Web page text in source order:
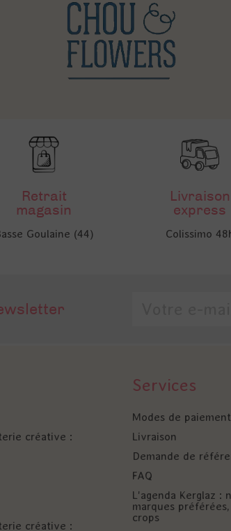
Retrait
magasin
Goulaine (44)
Livraison
express
Colissimo
créative :
créative :
Services
Modes de paiement
Livraison
Demande de
FAQ
L'agenda Kerglaz :
marques
crops